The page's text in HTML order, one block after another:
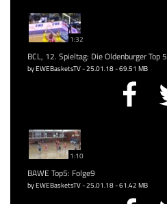
1:32
BCL, 12. Spieltag: Die Oldenburger Top 5
by EWEBasketsTV - 25.01.18 - 69.51 MB
1:10
BAWE Top5: Folge9
by EWEBasketsTV - 25.01.18 - 61.42 MB